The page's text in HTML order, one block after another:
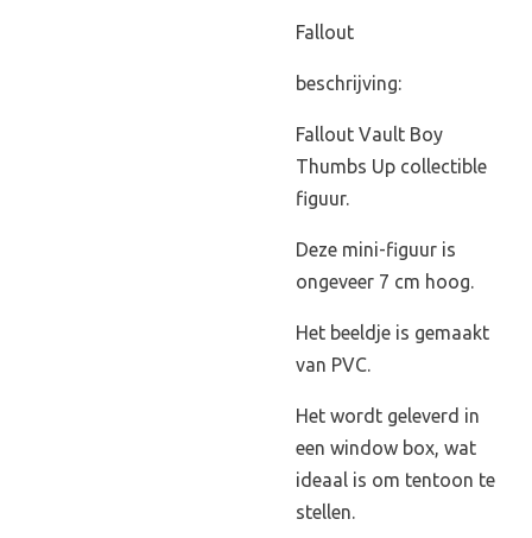
Fallout
beschrijving:
Fallout Vault Boy
Thumbs Up collectible
figuur.
Deze mini-figuur is
ongeveer 7 cm hoog.
Het beeldje is gemaakt
van PVC.
Het wordt geleverd in
een window box, wat
ideaal is om tentoon te
stellen.